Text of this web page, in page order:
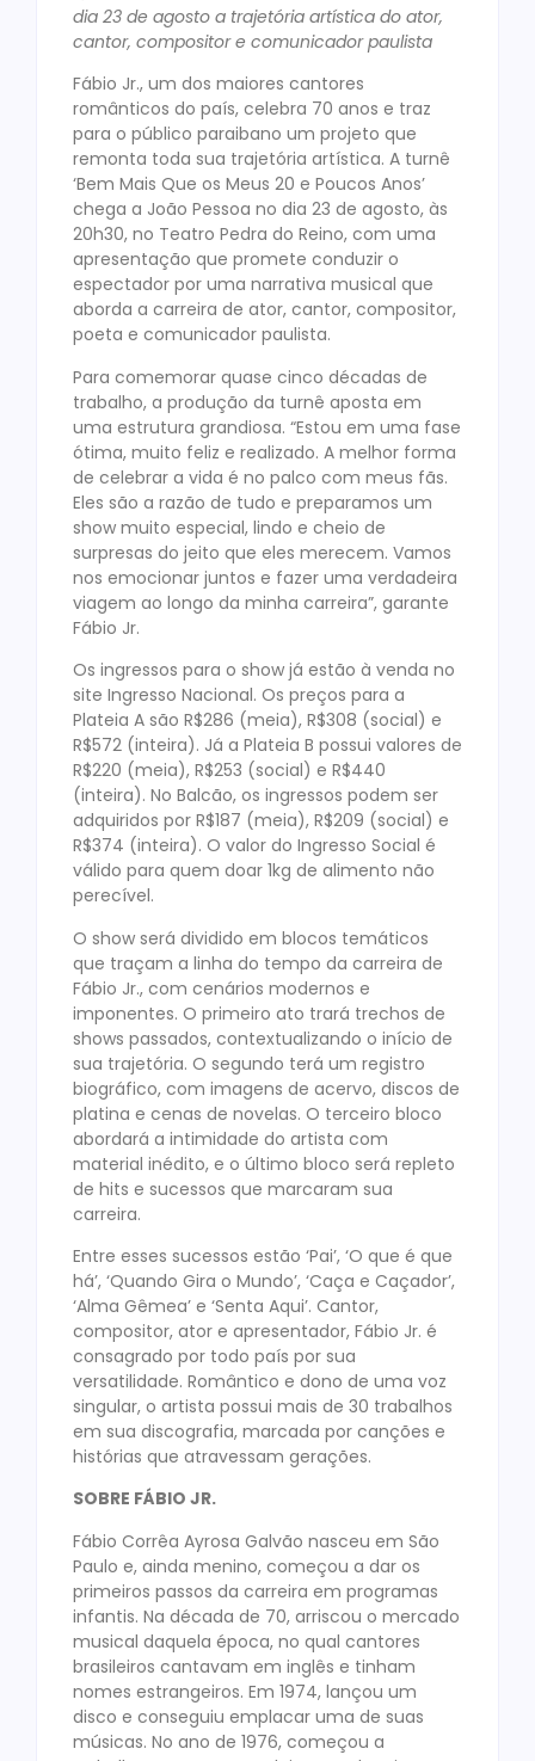
dia 23 de agosto a trajetória artística do ator,
cantor, compositor e comunicador paulista
Fábio Jr., um dos maiores cantores
românticos do país, celebra 70 anos e traz
para o público paraibano um projeto que
remonta toda sua trajetória artística. A turnê
‘Bem Mais Que os Meus 20 e Poucos Anos’
chega a João Pessoa no dia 23 de agosto, às
20h30, no Teatro Pedra do Reino, com uma
apresentação que promete conduzir o
espectador por uma narrativa musical que
aborda a carreira de ator, cantor, compositor,
poeta e comunicador paulista.
Para comemorar quase cinco décadas de
trabalho, a produção da turnê aposta em
uma estrutura grandiosa. “Estou em uma fase
ótima, muito feliz e realizado. A melhor forma
de celebrar a vida é no palco com meus fãs.
Eles são a razão de tudo e preparamos um
show muito especial, lindo e cheio de
surpresas do jeito que eles merecem. Vamos
nos emocionar juntos e fazer uma verdadeira
viagem ao longo da minha carreira”, garante
Fábio Jr.
Os ingressos para o show já estão à venda no
site Ingresso Nacional. Os preços para a
Plateia A são R$286 (meia), R$308 (social) e
R$572 (inteira). Já a Plateia B possui valores de
R$220 (meia), R$253 (social) e R$440
(inteira). No Balcão, os ingressos podem ser
adquiridos por R$187 (meia), R$209 (social) e
R$374 (inteira). O valor do Ingresso Social é
válido para quem doar 1kg de alimento não
perecível.
O show será dividido em blocos temáticos
que traçam a linha do tempo da carreira de
Fábio Jr., com cenários modernos e
imponentes. O primeiro ato trará trechos de
shows passados, contextualizando o início de
sua trajetória. O segundo terá um registro
biográfico, com imagens de acervo, discos de
platina e cenas de novelas. O terceiro bloco
abordará a intimidade do artista com
material inédito, e o último bloco será repleto
de hits e sucessos que marcaram sua
carreira.
Entre esses sucessos estão ‘Pai’, ‘O que é que
há’, ‘Quando Gira o Mundo’, ‘Caça e Caçador’,
‘Alma Gêmea’ e ‘Senta Aqui’. Cantor,
compositor, ator e apresentador, Fábio Jr. é
consagrado por todo país por sua
versatilidade. Romântico e dono de uma voz
singular, o artista possui mais de 30 trabalhos
em sua discografia, marcada por canções e
histórias que atravessam gerações.
SOBRE FÁBIO JR.
Fábio Corrêa Ayrosa Galvão nasceu em São
Paulo e, ainda menino, começou a dar os
primeiros passos da carreira em programas
infantis. Na década de 70, arriscou o mercado
musical daquela época, no qual cantores
brasileiros cantavam em inglês e tinham
nomes estrangeiros. Em 1974, lançou um
disco e conseguiu emplacar uma de suas
músicas. No ano de 1976, começou a